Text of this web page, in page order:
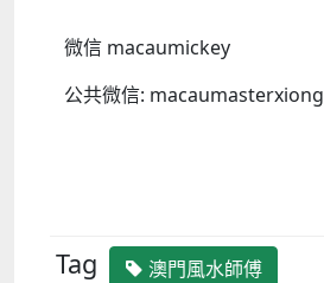
微信 macaumickey
公共微信: macaumasterxiong
Tag
澳門風水師傅